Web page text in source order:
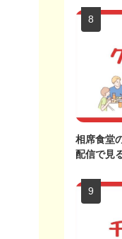
相席食堂
配信で見